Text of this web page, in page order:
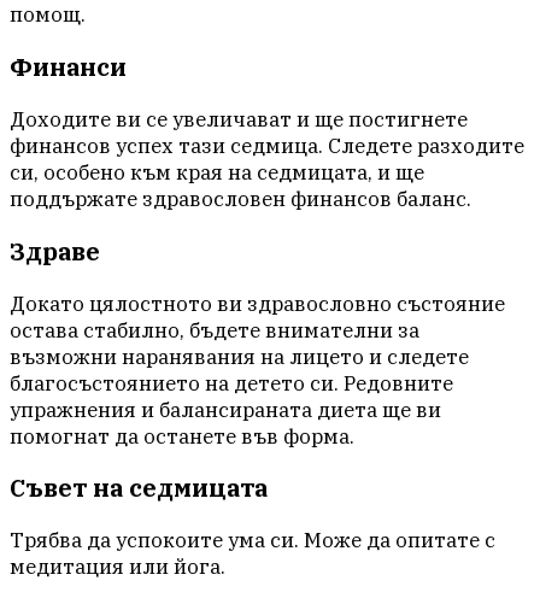
помощ.
Финанси
Доходите ви се увеличават и ще постигнете
финансов успех тази седмица. Следете разходите
си, особено към края на седмицата, и ще
поддържате здравословен финансов баланс.
Здраве
Докато цялостното ви здравословно състояние
остава стабилно, бъдете внимателни за
възможни наранявания на лицето и следете
благосъстоянието на детето си. Редовните
упражнения и балансираната диета ще ви
помогнат да останете във форма.
Съвет на седмицата
Трябва да успокоите ума си. Може да опитате с
медитация или йога.